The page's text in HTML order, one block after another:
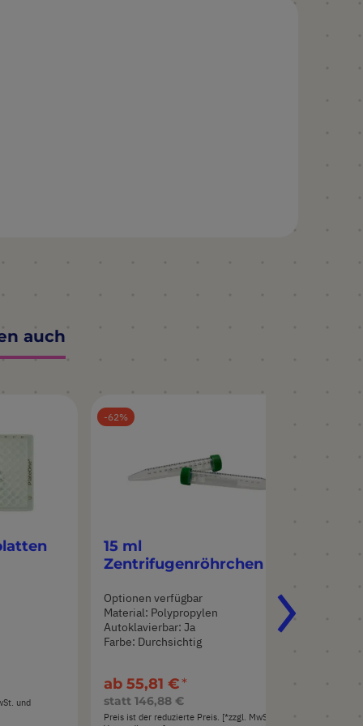
auch
und
62
15 ml
Zentrifugenröhrchen
Optionen verfügbar
Material: Polypropylen
Autoklavierbar: Ja
Farbe: Durchsichtig
ab 55,81 €
statt 146,88 €
Preis ist der reduzierte Preis. [*zzgl. MwSt. und